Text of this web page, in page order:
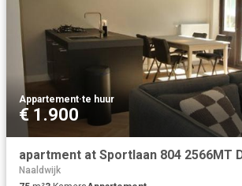
Appartement·te huur
€ 1.900
apartment at Sportlaan 804 2566MT
Naaldwijk